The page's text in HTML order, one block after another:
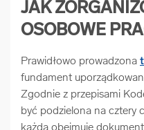
JAK
OSOBOWE
Prawidłowo prowadzona
fundament
Zgodnie z przepisami
być podzielona na cztery